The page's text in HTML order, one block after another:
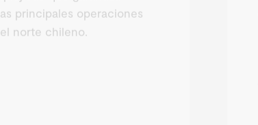
principales operaciones
norte chileno.